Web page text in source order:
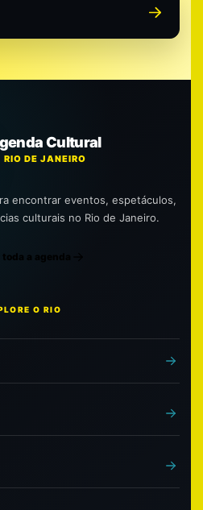
Cultural
RIO DE JANEIRO
encontrar eventos, espetáculos,
culturais no Rio de Janeiro.
a agenda
O RIO